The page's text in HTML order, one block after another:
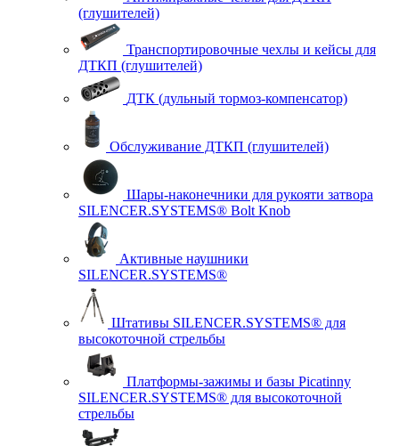
(глушителей)
Транспортировочные чехлы и кейсы для
ДТКП (глушителей)
ДТК (дульный тормоз-компенсатор)
Обслуживание ДТКП (глушителей)
Шары-наконечники для рукояти затвора
SILENCER.SYSTEMS® Bolt Knob
Активные наушники
SILENCER.SYSTEMS®
Штативы SILENCER.SYSTEMS® для
высокоточной стрельбы
Платформы-зажимы и базы Picatinny
SILENCER.SYSTEMS® для высокоточной
стрельбы